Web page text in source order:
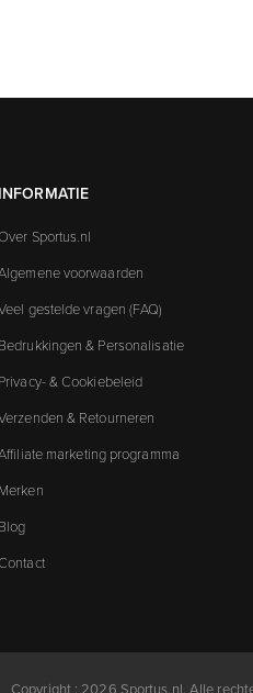
INFORMATIE
Sportus.nl
voorwaarden
gestelde vragen (FAQ)
Bedrukkingen & Personalisatie
Privacy- & Cookiebeleid
& Retourneren
marketing programma
Merken
Blog
Copyright ; 2026 Sportus.nl. Alle